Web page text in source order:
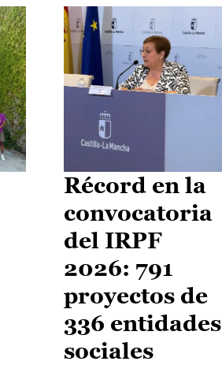
Récord en la
convocatoria
del IRPF
2026: 791
proyectos de
336 entidades
sociales